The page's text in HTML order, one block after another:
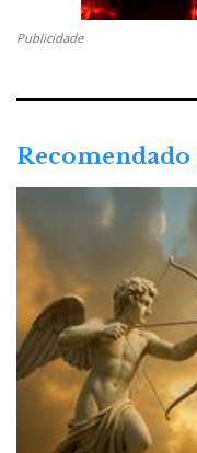
Publicidade